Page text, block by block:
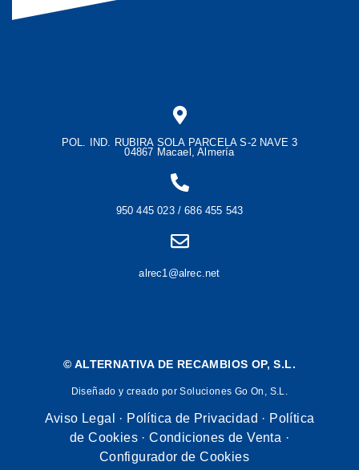
POL. IND. RUBIRA SOLA PARCELA S-2 NAVE 3
04867 Macael, Almería
950 445 023 / 686 455 543
alrec1@alrec.net
© ALTERNATIVA DE RECAMBIOS OP, S.L.
Diseñado y creado por Soluciones Go On, S.L.
Aviso Legal · Política de Privacidad · Política
de Cookies ·Condiciones de Venta ·
Configurador de Cookies